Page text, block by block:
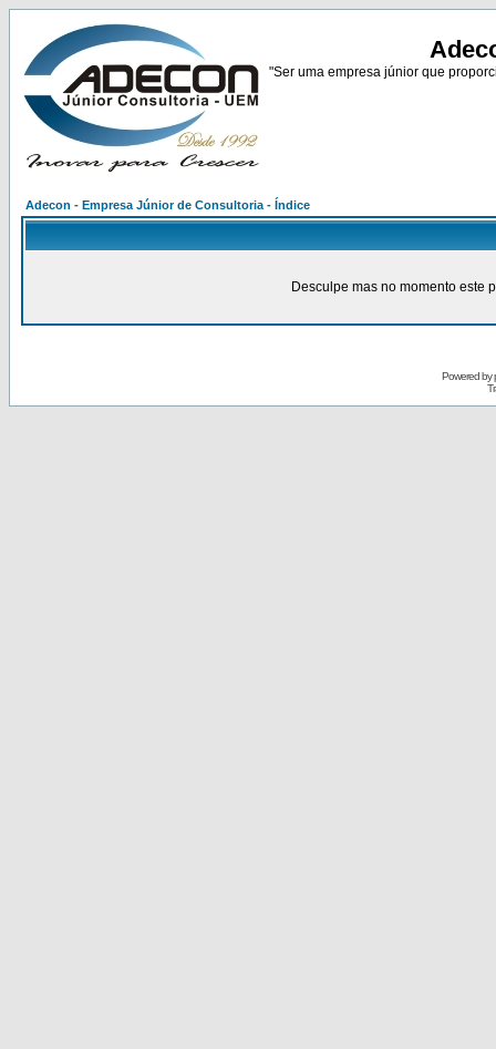
"Ser uma empresa júnior que
Adecon - Empresa Júnior de Consultoria - Índice
Desculpe mas no momento este
Powered by